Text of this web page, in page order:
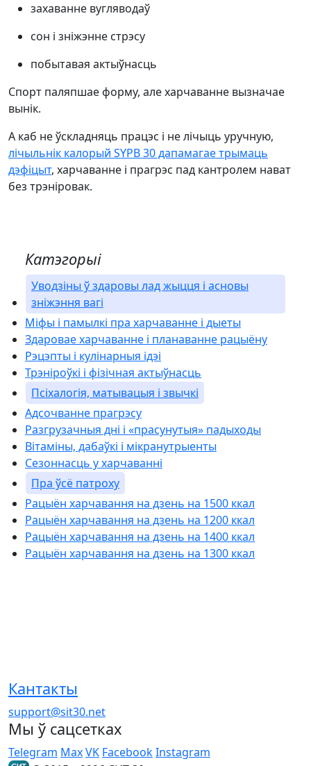
захаванне вугляводаў
сон і зніжэнне стрэсу
побытавая актыўнасць
Спорт паляпшае форму, але харчаванне вызначае
вынік.
А каб не ўскладняць працэс і не лічыць уручную,
лічыльнік калорый SYPB 30 дапамагае трымаць
дэфіцыт, харчаванне і прагрэс пад кантролем нават
без трэніровак.
Катэгорыі
Уводзіны ў здаровы лад жыцця і асновы
зніжэння вагі
Міфы і памылкі пра харчаванне і дыеты
Здаровае харчаванне і планаванне рацыёну
Рэцэпты і кулінарныя ідэі
Трэніроўкі і фізічная актыўнасць
Псіхалогія, матывацыя і звычкі
Адсочванне прагрэсу
Разгрузачныя дні і «прасунутыя» падыходы
Вітаміны, дабаўкі і мікранутрыенты
Сезоннасць у харчаванні
Пра ўсё патроху
Рацыён харчавання на дзень на 1500 ккал
Рацыён харчавання на дзень на 1200 ккал
Рацыён харчавання на дзень на 1400 ккал
Рацыён харчавання на дзень на 1300 ккал
Кантакты
support@sit30.net
Мы ў сацсетках
Telegram MaxVK FacebookInstagram